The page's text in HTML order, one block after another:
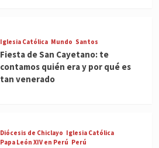
Iglesia Católica Mundo Santos
Fiesta de San Cayetano: te
contamos quién era y por qué es
tan venerado
Diócesis de Chiclayo Iglesia Católica
Papa León XIV en Perú Perú